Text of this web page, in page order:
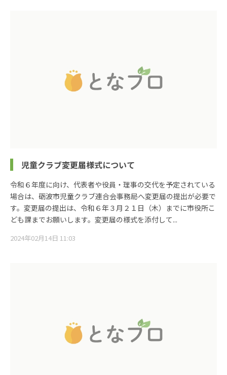
児童クラブ変更届様式について
令和６年度に向け、代表者や役員・理事の交代を予定されている
場合は、砺波市児童クラブ連合会事務局へ変更届の提出が必要で
す。変更届の提出は、令和６年３月２１日（木）までに市役所こ
ども課までお願いします。変更届の様式を添付して...
2024年02月14日 11:03